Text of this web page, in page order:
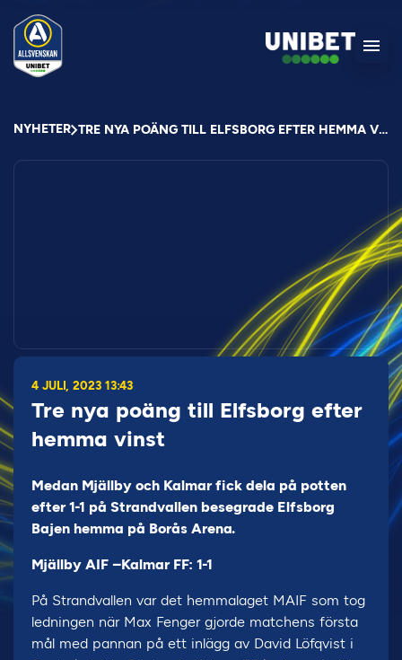
NYHETER TRE NYA POÄNG TILL ELFSBORG EFTER HEMMA VINST
4 JULI, 2023 13:43
Tre nya poäng till Elfsborg efter
hemma vinst
Medan Mjällby och Kalmar fick dela på potten
efter 1-1 på Strandvallen besegrade Elfsborg
Bajen hemma på Borås Arena.
Mjällby AIF –Kalmar FF: 1-1
På Strandvallen var det hemmalaget MAIF som tog
ledningen när Max Fenger gjorde matchens första
mål med pannan på ett inlägg av David Löfqvist i